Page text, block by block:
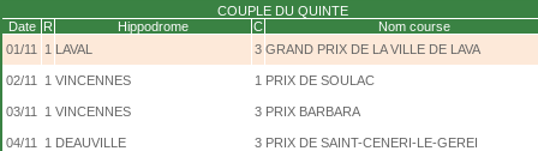
COUPLE DU QUINTE
Date
R Hippodrome C
Nom course
01/11
1 LAVAL 3 GRAND PRIX DE LA VILLE DE LAVA
02/11 1 VINCENNES 1 PRIX DE SOULAC
03/11 1 VINCENNES 3 PRIX BARBARA
04/11 1 DEAUVILLE 3 PRIX DE SAINT-CENERI-LE-GEREI